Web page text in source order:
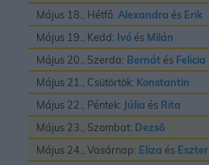
Május 18., Hétfő: Alexandra és Erik
Május 19., Kedd: Ivó és Milán
Május 20., Szerda: Bernát és Felicia
Május 21., Csütörtök: Konstantin
Május 22., Péntek: Júlia és Rita
Május 23., Szombat: Dezsõ
Május 24., Vasárnap: Eliza és Eszter